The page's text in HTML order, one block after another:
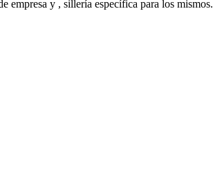
empresa y , sillería específica para los mismos.